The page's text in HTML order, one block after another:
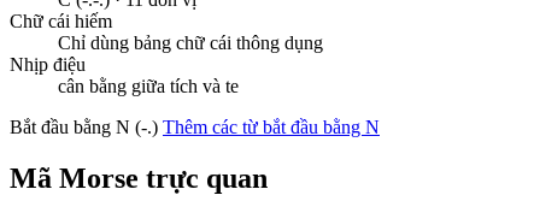
Chữ cái hiếm
Chỉ dùng bảng chữ cái thông dụng
Nhịp điệu
cân bằng giữa tích và te
Bắt đầu bằng N (-.) Thêm các từ bắt đầu bằng N
Mã Morse trực quan